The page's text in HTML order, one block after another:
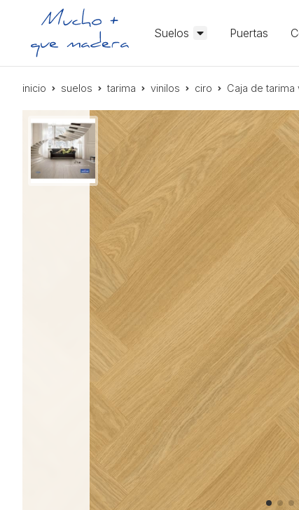
Suelos Puertas
inicio suelos tarima vinilos ciro Caja de tarima